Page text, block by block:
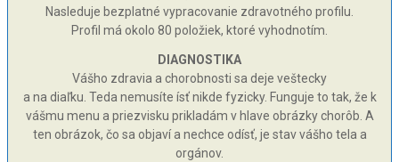
Nasleduje bezplatné vypracovanie zdravotného profilu.
Profil má okolo 80 položiek, ktoré vyhodnotím.
DIAGNOSTIKA
Vášho zdravia a chorobnosti sa deje veštecky
a na diaľku. Teda nemusíte ísť nikde fyzicky. Funguje to tak, že k
vášmu menu a priezvisku prikladám v hlave obrázky chorôb. A
ten obrázok, čo sa objaví a nechce odísť, je stav vášho tela a
orgánov.